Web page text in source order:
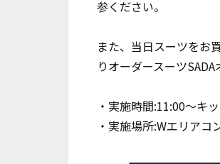
参ください。
また、当日スーツをお
りオーダースーツ
・実施時間:11:00～キ
・実施場所:Wエリアコ